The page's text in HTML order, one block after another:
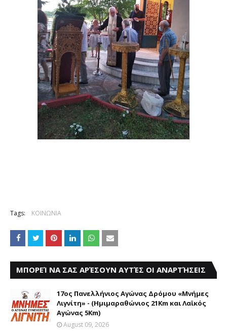
Tags: ΚΟΙΝΩΝΙΑ
ΜΠΟΡΕΊ ΝΑ ΣΑΣ ΑΡΈΣΟΥΝ ΑΥΤΈΣ ΟΙ ΑΝΑΡΤΉΣΕΙΣ
17ος Πανελλήνιος Αγώνας Δρόμου «Μνήμες
Λιγνίτη» - (Ημιμαραθώνιος 21Km και Λαϊκός
Αγώνας 5Km)
August 09, 2026